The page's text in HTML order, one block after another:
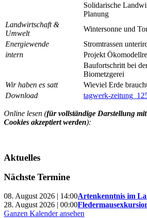
Solidarische
Planung
Landwirtschaft &
Umwelt
Wintersonne und
Energiewende
Stromtrassen
intern
Projekt
Baufortschritt bei
Biometzgerei
Wir haben es satt
Wieviel Erde
Download
tagwerk-
Online lesen (für vollständige Darstellung
Cookies akzeptiert werden):
Aktuelles
Nächste Termine
08. August 2026 | 14:00Artenkenntnis im
28. August 2026 | 00:00
Ganzen Kalender ansehen